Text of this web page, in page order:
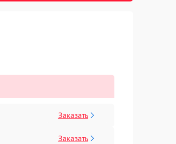
Заказать
Заказать